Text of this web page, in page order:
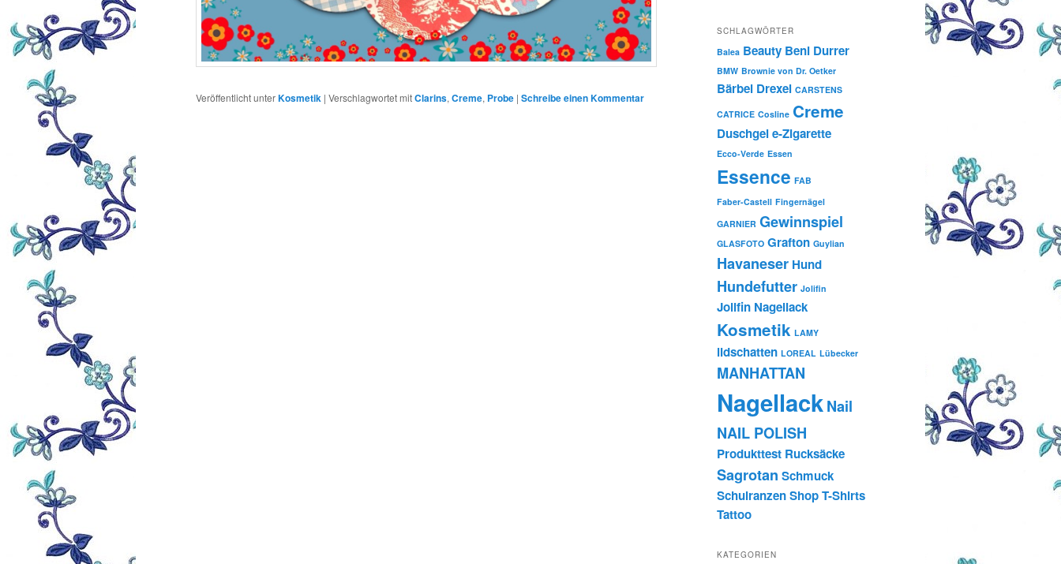
Veröffentlicht unterKosmetik | Verschlagwortet mitClarins,Creme, Probe | Schreibe einen Kommentar
SCHLAGWÖRTER
Balea Beauty Beni Durrer
BMW Brownie von Dr. Oetker
Bärbel Drexel CARSTENS
CATRICE Cosline Creme
Duschgele-Zigarette
Ecco-Verde Essen
Essence FAB
Faber-Castell Fingernägel
GARNIER Gewinnspiel
GLASFOTO Grafton Guylian
Havaneser Hund
Hundefutter Jolifin
Jolifin Nagellack
Kosmetik LAMY
lidschatten LOREAL Lübecker
MANHATTAN
NagellackNail
NAIL POLISH
Produkttest Rucksäcke
Sagrotan Schmuck
SchulranzenShopT-Shirts
Tattoo
KATEGORIEN